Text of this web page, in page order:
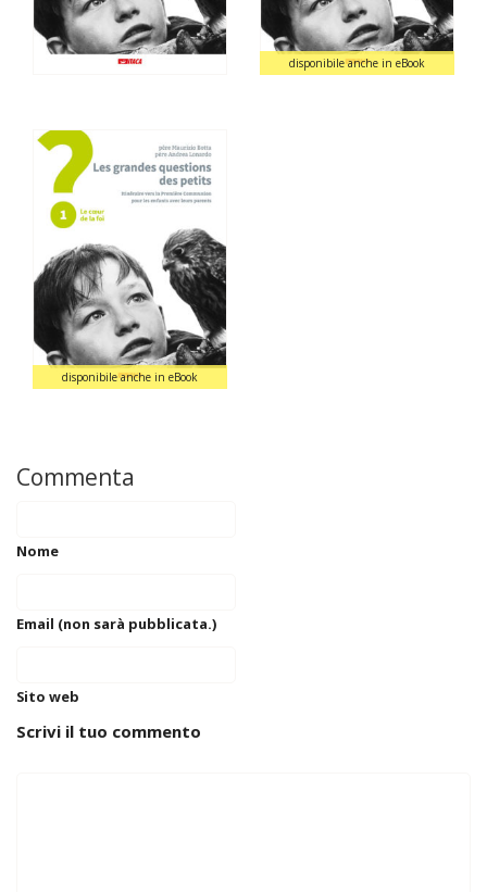
disponibile anche in eBook
disponibile anche in eBook
Commenta
Nome
Email (non sarà pubblicata.)
Sito web
Scrivi il tuo commento